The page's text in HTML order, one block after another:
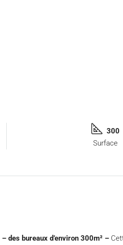
300
Surface
– des bureaux d’environ 300m² –